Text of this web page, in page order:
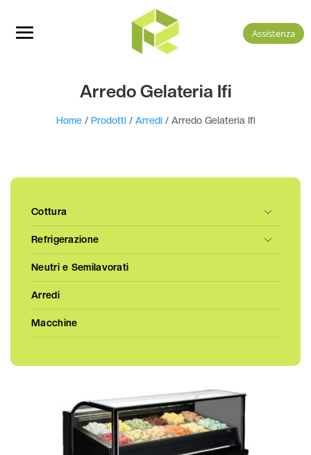
Assistenza
Arredo Gelateria Ifi
Home/ Prodotti/ Arredi/ Arredo Gelateria Ifi
Cottura
Refrigerazione
Neutri e Semilavorati
Arredi
Macchine